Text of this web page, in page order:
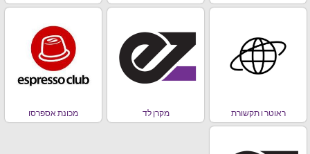
ראוטר ו תקשורת מקרן לד מכונת אספרסו